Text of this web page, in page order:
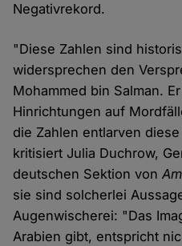
Negativrekord.
"Diese Zahlen sind
widersprechen den
Mohammed bin Salman.
Hinrichtungen auf
die Zahlen entlarven
kritisiert Julia Duchrow,
deutschen Sektion von
sie sind solcherlei
Augenwischerei: "Das
Arabien gibt, entspricht